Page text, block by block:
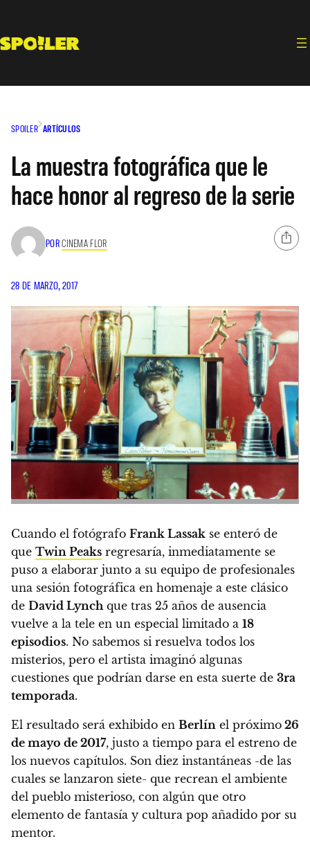
contenido
SPOILER ARTÍCULOS
La muestra fotográfica que le
hace honor al regreso de la serie
PORCINEMA FLOR
28 DE MARZO, 2017
Cuando el fotógrafo Frank Lassak se enteró de
que Twin Peaks regresaría, inmediatamente se
puso a elaborar junto a su equipo de profesionales
una sesión fotográfica en homenaje a este clásico
de David Lynchque tras 25 años de ausencia
vuelve a la tele en un especial limitado a 18
episodios. No sabemos si resuelva todos los
misterios, pero el artista imaginó algunas
cuestiones que podrían darse en esta suerte de 3ra
temporada.
El resultado será exhibido en Berlín el próximo 26
de mayo de 2017, justo a tiempo para el estreno de
los nuevos capítulos. Son diez instantáneas -de las
cuales se lanzaron siete- que recrean el ambiente
del pueblo misterioso, con algún que otro
elemento de fantasía y cultura pop añadido por su
mentor.